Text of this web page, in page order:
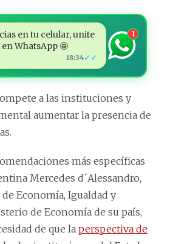
en tu celular, unite
WhatsApp 🤩
18:34✓✓
1
a las instituciones y
aumentar la presencia de
más específicas
Mercedes d´Alessandro,
Economía, Igualdad y
de Economía de su país,
de que la perspectiva de